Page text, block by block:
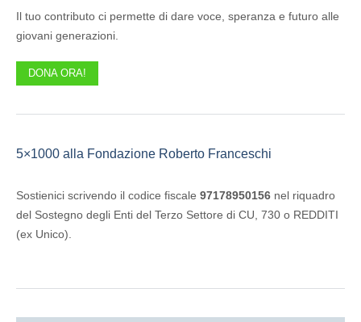
Il tuo contributo ci permette di dare voce, speranza e futuro alle
giovani generazioni.
DONA ORA!
5×1000 alla Fondazione Roberto Franceschi
Sostienici scrivendo il codice fiscale 97178950156 nel riquadro
del Sostegno degli Enti del Terzo Settore di CU, 730 o REDDITI
(ex Unico).